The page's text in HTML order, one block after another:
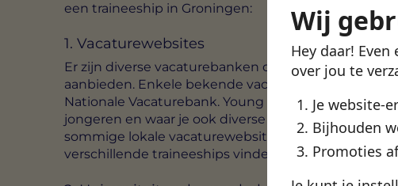
Wij
Hey daar!
over jou te
Je website-
Bijhouden
Promoties
een traineeship in Groningen:
1. Vacaturewebsites
Er zijn diverse vacaturebanken die niet alleen
aanbieden. Enkele bekende vacaturewebsites zijn
Nationale Vacaturebank. Young Capital is een
jongeren en waar je ook diverse traineeships in
sommige lokale vacaturewebsites ook traineeships
verschillende traineeships vinden die specifiek